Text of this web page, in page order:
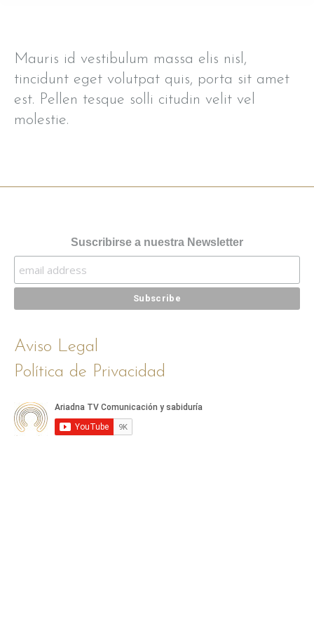
Mauris id vestibulum massa elis nisl,
tincidunt eget volutpat quis, porta sit amet
est. Pellen tesque solli citudin velit vel
molestie.
Suscribirse a nuestra Newsletter
Aviso Legal
Política de Privacidad